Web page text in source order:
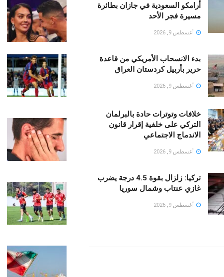
أرامكو السعودية في جازان بطائرة
مسيرة فجر الأحد
أغسطس 9, 2026
بدء الانسحاب الأمريكي من قاعدة
حرير بأربيل كردستان العراق
أغسطس 9, 2026
خلافات وتوترات حادة بالبرلمان
التركي على خلفية إقرار قانون
الاندماج الاجتماعي
أغسطس 9, 2026
تركيا: زلزال بقوة 4.5 درجة يضرب
غازي عنتاب وشمال سوريا
أغسطس 9, 2026